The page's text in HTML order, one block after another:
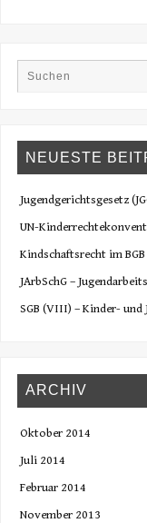
NEUESTE
Jugendgerichtsgesetz
UN-
Kindschaftsrecht im BGB
JArbSchG –
SGB (VIII) – Kinder- und
ARCHIV
Oktober 2014
Juli 2014
Februar 2014
November 2013